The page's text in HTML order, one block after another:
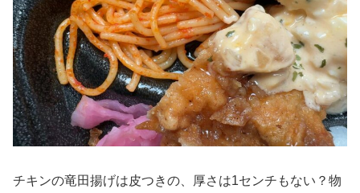
チキンの竜田揚げは皮つきの、厚さは1センチもない？物